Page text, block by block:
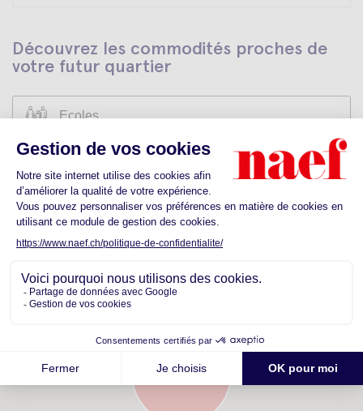
Découvrez les commodités proches de
votre futur quartier
Ecoles